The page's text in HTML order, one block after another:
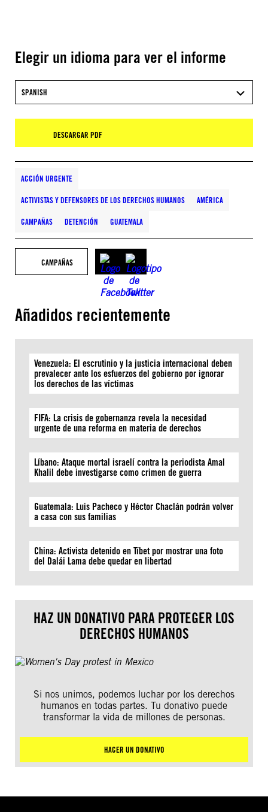
Elegir un idioma para ver el informe
SPANISH
DESCARGAR PDF
ACCIÓN URGENTE
ACTIVISTAS Y DEFENSORES DE LOS DERECHOS HUMANOS AMÉRICA
CAMPAÑAS DETENCIÓN GUATEMALA
CAMPAÑAS
Añadidos recientemente
Venezuela: El escrutinio y la justicia internacional deben
prevalecer ante los esfuerzos del gobierno por ignorar
los derechos de las víctimas
FIFA: La crisis de gobernanza revela la necesidad
urgente de una reforma en materia de derechos
Líbano: Ataque mortal israelí contra la periodista Amal
Khalil debe investigarse como crimen de guerra
Guatemala: Luis Pacheco y Héctor Chaclán podrán volver
a casa con sus familias
China: Activista detenido en Tíbet por mostrar una foto
del Dalái Lama debe quedar en libertad
HAZ UN DONATIVO PARA PROTEGER LOS
DERECHOS HUMANOS
Si nos unimos, podemos luchar por los derechos
humanos en todas partes. Tu donativo puede
transformar la vida de millones de personas.
HACER UN DONATIVO